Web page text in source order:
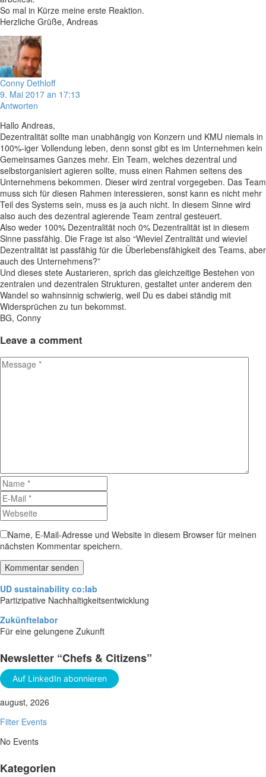
So mal in Kürze meine erste Reaktion.
Herzliche Grüße, Andreas
Conny Dethloff
9. Mai 2017 an 17:13
Antworten
Hallo Andreas,
Dezentralität sollte man unabhängig von Konzern und KMU niemals in
100%-iger Vollendung leben, denn sonst gibt es im Unternehmen kein
Gemeinsames Ganzes mehr. Ein Team, welches dezentral und
selbstorganisiert agieren sollte, muss einen Rahmen seitens des
Unternehmens bekommen. Dieser wird zentral vorgegeben. Das Team
muss sich für diesen Rahmen interessieren, sonst kann es nicht mehr
Teil des Systems sein, muss es ja auch nicht. In diesem Sinne wird
also auch des dezentral agierende Team zentral gesteuert.
Also weder 100% Dezentralität noch 0% Dezentralität ist in diesem
Sinne passfähig. Die Frage ist also “Wieviel Zentralität und wieviel
Dezentralität ist passfähig für die Überlebensfähigkeit des Teams, aber
auch des Unternehmens?”
Und dieses stete Austarieren, sprich das gleichzeitige Bestehen von
zentralen und dezentralen Strukturen, gestaltet unter anderem den
Wandel so wahnsinnig schwierig, weil Du es dabei ständig mit
Widersprüchen zu tun bekommst.
BG, Conny
Leave a comment
Name, E-Mail-Adresse und Website in diesem Browser für meinen
nächsten Kommentar speichern.
Kommentar senden
UD sustainability co:lab
Partizipative Nachhaltigkeitsentwicklung
Zukünftelabor
Für eine gelungene Zukunft
Newsletter “Chefs & Citizens”
Auf LinkedIn abonnieren
august, 2026
Filter Events
No Events
Kategorien